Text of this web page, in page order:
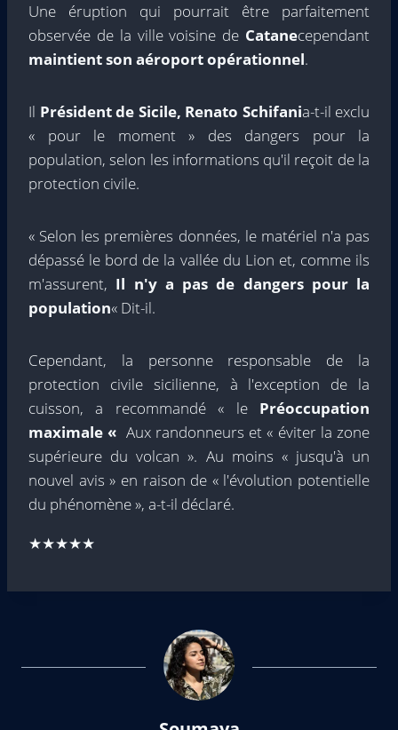
Une éruption qui pourrait être parfaitement
observée de la ville voisine de Catanecependant
maintient son aéroport opérationnel.
Il Président de Sicile, Renato Schifania-t-il exclu
« pour le moment » des dangers pour la
population, selon les informations qu'il reçoit de la
protection civile.
« Selon les premières données, le matériel n'a pas
dépassé le bord de la vallée du Lion et, comme ils
m'assurent, Il n'y a pas de dangers pour la
population« Dit-il.
Cependant, la personne responsable de la
protection civile sicilienne, à l'exception de la
cuisson, a recommandé « le Préoccupation
maximale « Aux randonneurs et « éviter la zone
supérieure du volcan ». Au moins « jusqu'à un
nouvel avis » en raison de « l'évolution potentielle
du phénomène », a-t-il déclaré.
★★★★★